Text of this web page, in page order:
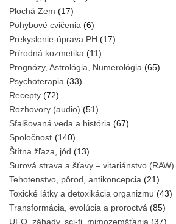
Plochá Zem (17)
Pohybové cvičenia (6)
Prekyslenie-úprava PH (17)
Prírodná kozmetika (11)
Prognózy, Astrológia, Numerológia (65)
Psychoterapia (33)
Recepty (72)
Rozhovory (audio) (51)
Sfalšovaná veda a história (67)
Spoločnosť(140)
Štítna žľaza, jód (13)
Surová strava a šťavy – vitariánstvo (RAW)
Tehotenstvo, pôrod, antikoncepcia (21)
Toxické látky a detoxikácia organizmu (43)
Transformácia, evolúcia a proroctvá (85)
UFO, záhady, sci-fi, mimozemšťania (37)